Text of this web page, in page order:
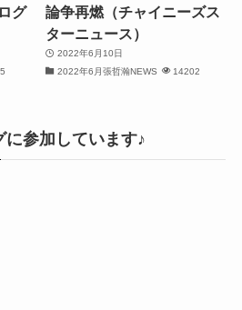
(31)
グ
論争再燃（チャイニーズス
ターニュース）
2022年6月10日
2022年6月張哲瀚NEWS
14202
参加しています♪